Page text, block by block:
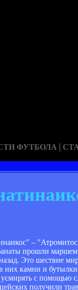
ФУТБОЛА |
–
прошли
Это шествие
них камни и
с помощью
получили